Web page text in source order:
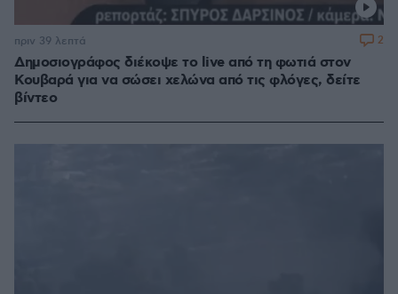
Δημοσιογράφος διέκοψε το live από τη φωτιά στον
Κουβαρά για να σώσει χελώνα από τις φλόγες, δείτε
βίντεο
πριν 39 λεπτά 2